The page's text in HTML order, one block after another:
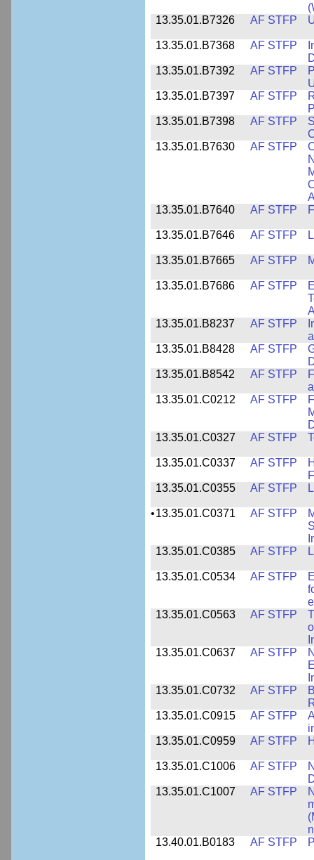
13.35.01.B7326
AF STFP
13.35.01.B7368 AF STFP
13.35.01.B7392
AF STFP
13.35.01.B7397
AF STFP
13.35.01.B7398
AF STFP
13.35.01.B7630
AF STFP
13.35.01.B7640
AF STFP
13.35.01.B7646 AF STFP
13.35.01.B7665 AF STFP
13.35.01.B7686 AF STFP
13.35.01.B8237
AF STFP
13.35.01.B8428
AF STFP
13.35.01.B8542
AF STFP
13.35.01.C0212
AF STFP
13.35.01.C0327
AF STFP
13.35.01.C0337 AF STFP
13.35.01.C0355
AF STFP
•13.35.01.C0371 AF STFP
13.35.01.C0385
AF STFP
13.35.01.C0534 AF STFP
13.35.01.C0563
AF STFP
13.35.01.C0637
AF STFP
13.35.01.C0732
AF STFP
13.35.01.C0915
AF STFP
13.35.01.C0959
AF STFP
13.35.01.C1006 AF STFP
13.35.01.C1007
AF STFP
13.40.01.B0183
AF STFP